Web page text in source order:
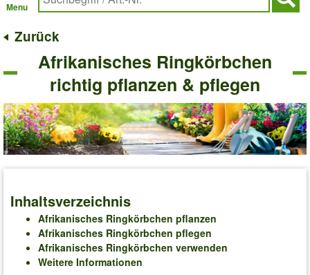
Menu
Zurück
Afrikanisches Ringkörbchen
richtig pflanzen & pflegen
Inhaltsverzeichnis
Afrikanisches Ringkörbchen pflanzen
Afrikanisches Ringkörbchen pflegen
Afrikanisches Ringkörbchen verwenden
Weitere Informationen